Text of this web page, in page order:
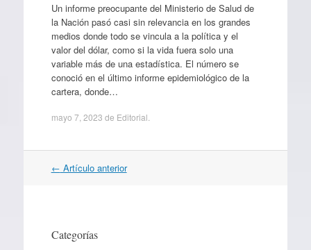
Un informe preocupante del Ministerio de Salud de
la Nación pasó casi sin relevancia en los grandes
medios donde todo se vincula a la política y el
valor del dólar, como si la vida fuera solo una
variable más de una estadística. El número se
conoció en el último informe epidemiológico de la
cartera, donde…
mayo 7, 2023 de Editorial
Navegación
← Artículo anterior
Categorías